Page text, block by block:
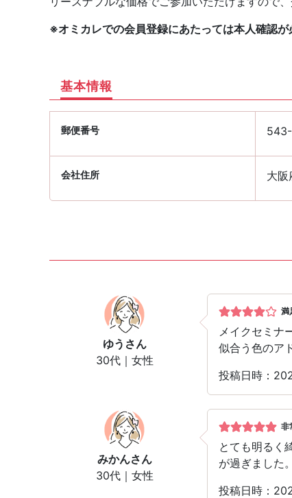
※オミカレでの会員登録にあたっては本人確認が
基本情報
郵便番号
会社住所 大
ゆう さん
30代｜女性
満
メイクセミナ
似合う色のア
投稿日時：
みかんさん
30代｜女性
非
とても明るく
が過ぎました
投稿日時：